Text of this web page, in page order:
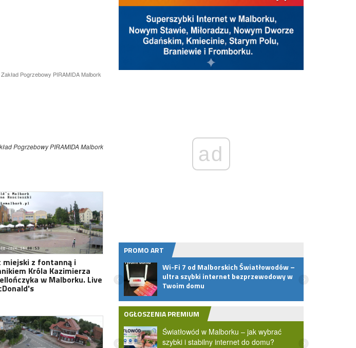
Pogrzebowy PIRAMIDA Malbork
Pogrzebowy PIRAMIDA Malbork
miejski z fontanną i
Króla Kazimierza
w Malborku. Live
ad
PROMO ART
Arkadiusz Czerepach z „Rancza”
wywiadzie dla TVMalbork!
do Wilkowyj coraz bliżej
Wi-Fi 7 od Malborskich Światłowodów –
ultra szybki internet bezprzewodowy w
Twoim domu
OGŁOSZENIA PREMIUM
Światłowód w Malborku – jak wybrać
szybki i stabilny internet do domu?